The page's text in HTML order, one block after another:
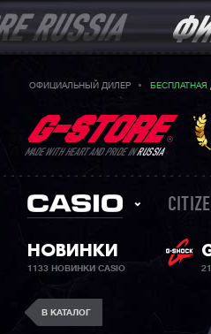
ОФИЦИАЛЬНЫЙ ДИЛЕР БЕСПЛАТНАЯ
MADE WITH HEART AND PRIDE INRUSSIA
НОВИНКИ
1133 НОВИНКИ CASIO
В КАТАЛОГ